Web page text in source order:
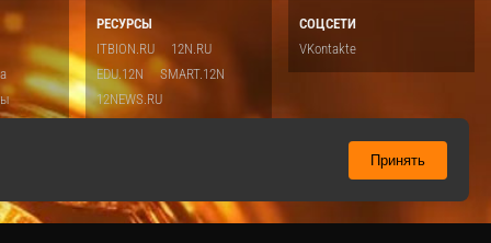
Топ
РЕСУРСЫ
ITBION.RU
12N.RU
EDU.12N
SMART.12N
12NEWS.RU
СОЦСЕТИ
VKontakte
Принять